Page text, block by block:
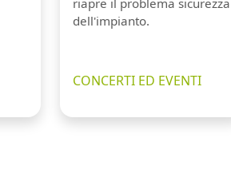
dell'impianto.
CONCERTI ED EVENTI